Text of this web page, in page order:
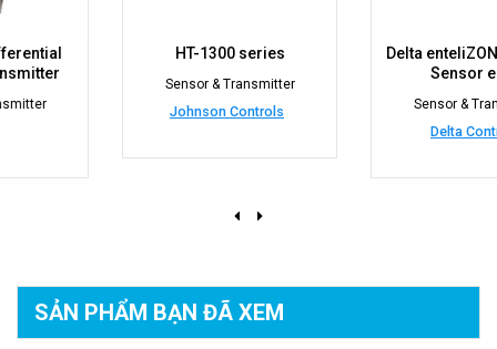
HT-1300 series
Sensor & Transmitter
Johnson Controls
Delta enteliZONE Network
Sensor & Transmitter
SẢN PHẨM BẠN ĐÃ XEM